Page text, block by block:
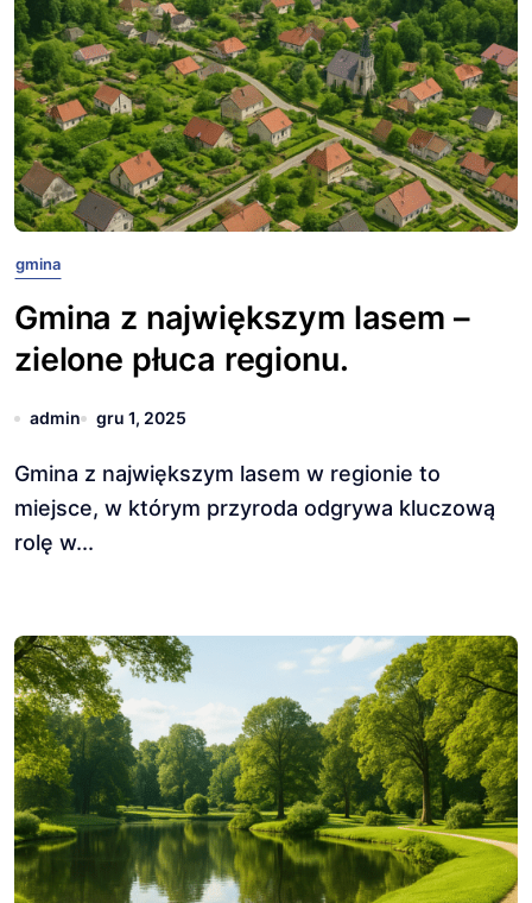
gmina
Gmina z największym lasem –
zielone płuca regionu.
admin gru 1, 2025
Gmina z największym lasem w regionie to
miejsce, w którym przyroda odgrywa kluczową
rolę w...